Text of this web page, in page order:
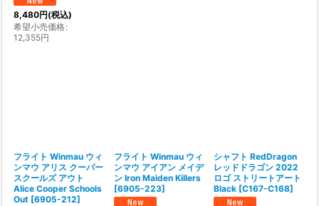
8,480円(税込)
希望小売価格:
12,355円
フライト Winmau ウィ
ンマウ アリス クーパー
スクールズ アウト
Alice Cooper Schools
Out [6905-212]
フライト Winmau ウィ
ンマウ アイアン メイデ
ン Iron Maiden Killers
[6905-223]
シャフト RedDragon
レッドドラゴン 2022
ロゴ ストリートアート
Black [C167-C168]